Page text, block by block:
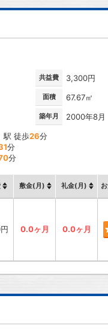
共益費 3,300円
面積 67.67㎡
築年月 2000年8月
駅 徒歩26分
分
分
敷金(月) 礼金(月)
0.0ヶ月 0.0ヶ月